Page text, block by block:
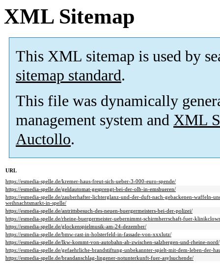
XML Sitemap
This XML sitemap is used by
sitemap standard.
This file was dynamically
management system and XML
Auctollo.
URL
https://esmedia-spelle.de/kremer-haus-freut-sich-ueber-3-000-euro-spende/
https://esmedia-spelle.de/geldautomat-gesprengt-bei-der-olb-in-emsbueren/
https://esmedia-spelle.de/zauberhafter-lichterglanz-und-der-duft-nach-gebackenen-waffeln-
weihnachtsmarkt-in-spelle/
https://esmedia-spelle.de/antrittsbesuch-des-neuen-buergermeisters-bei-der-polizei/
https://esmedia-spelle.de/rheine-buergermeister-uebernimmt-schirmherrschaft-fuer-
https://esmedia-spelle.de/glockenspielmusik-am-24-dezember/
https://esmedia-spelle.de/bmw-rast-in-holsterfeld-in-fassade-von-xxxlutz/
https://esmedia-spelle.de/lkw-kommt-von-autobahn-ab-zwischen-salzbergen-und-rheine-nord/
https://esmedia-spelle.de/gefaehrliche-brandstiftung-unbekannter-spielt-mit-dem-leben-der-
https://esmedia-spelle.de/brandanschlag-lingener-notunterkunft-fuer-asylsuchende/